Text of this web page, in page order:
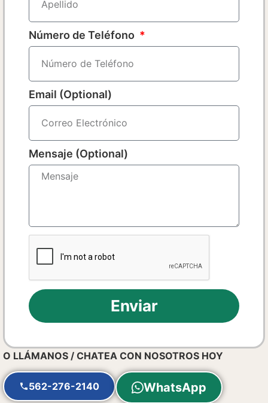
Número de Teléfono
Email (Optional)
Mensaje (Optional)
Enviar
O LLÁMANOS / CHATEA CON NOSOTROS HOY
562-276-2140 WhatsApp